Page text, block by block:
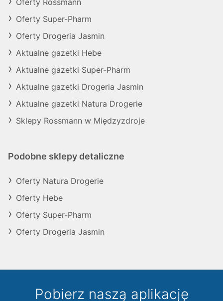
Oferty Rossmann
Oferty Super-Pharm
Oferty Drogeria Jasmin
Aktualne gazetki Hebe
Aktualne gazetki Super-Pharm
Aktualne gazetki Drogeria Jasmin
Aktualne gazetki Natura Drogerie
Sklepy Rossmann w Międzyzdroje
Podobne sklepy detaliczne
Oferty Natura Drogerie
Oferty Hebe
Oferty Super-Pharm
Oferty Drogeria Jasmin
Pobierz naszą aplikację